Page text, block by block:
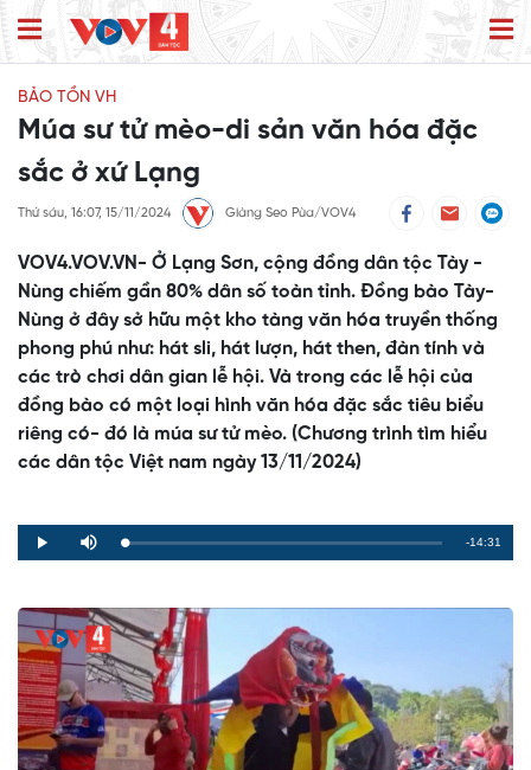
BẢO TỒN VH
Múa sư tử mèo-di sản văn hóa đặc
sắc ở xứ Lạng
Thứ sáu, 16:07, 15/11/2024 Giàng Seo Pùa/VOV4
VOV4.VOV.VN- Ở Lạng Sơn, cộng đồng dân tộc Tày -
Nùng chiếm gần 80% dân số toàn tỉnh. Đồng bào Tày-
Nùng ở đây sở hữu một kho tàng văn hóa truyền thống
phong phú như: hát sli, hát lượn, hát then, đàn tính và
các trò chơi dân gian lễ hội. Và trong các lễ hội của
đồng bào có một loại hình văn hóa đặc sắc tiêu biểu
riêng có- đó là múa sư tử mèo. (Chương trình tìm hiểu
các dân tộc Việt nam ngày 13/11/2024)
Play Mute Loaded:
0%
Progress:
0%
Remaining
-14:31